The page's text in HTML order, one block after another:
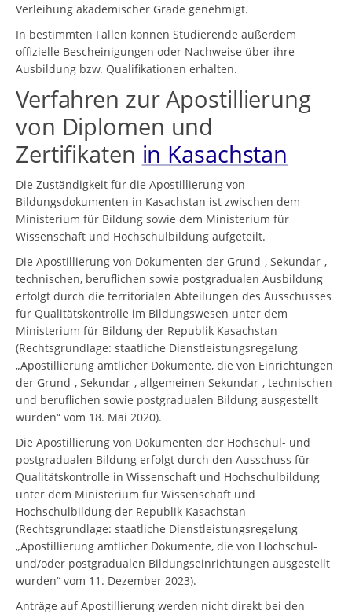
Verleihung akademischer Grade genehmigt.
In bestimmten Fällen können Studierende außerdem
offizielle Bescheinigungen oder Nachweise über ihre
Ausbildung bzw. Qualifikationen erhalten.
Verfahren zur Apostillierung
von Diplomen und
Zertifikaten in Kasachstan
Die Zuständigkeit für die Apostillierung von
Bildungsdokumenten in Kasachstan ist zwischen dem
Ministerium für Bildung sowie dem Ministerium für
Wissenschaft und Hochschulbildung aufgeteilt.
Die Apostillierung von Dokumenten der Grund-, Sekundar-,
technischen, beruflichen sowie postgradualen Ausbildung
erfolgt durch die territorialen Abteilungen des Ausschusses
für Qualitätskontrolle im Bildungswesen unter dem
Ministerium für Bildung der Republik Kasachstan
(Rechtsgrundlage: staatliche Dienstleistungsregelung
„Apostillierung amtlicher Dokumente, die von Einrichtungen
der Grund-, Sekundar-, allgemeinen Sekundar-, technischen
und beruflichen sowie postgradualen Bildung ausgestellt
wurden“ vom 18. Mai 2020).
Die Apostillierung von Dokumenten der Hochschul- und
postgradualen Bildung erfolgt durch den Ausschuss für
Qualitätskontrolle in Wissenschaft und Hochschulbildung
unter dem Ministerium für Wissenschaft und
Hochschulbildung der Republik Kasachstan
(Rechtsgrundlage: staatliche Dienstleistungsregelung
„Apostillierung amtlicher Dokumente, die von Hochschul-
und/oder postgradualen Bildungseinrichtungen ausgestellt
wurden“ vom 11. Dezember 2023).
Anträge auf Apostillierung werden nicht direkt bei den